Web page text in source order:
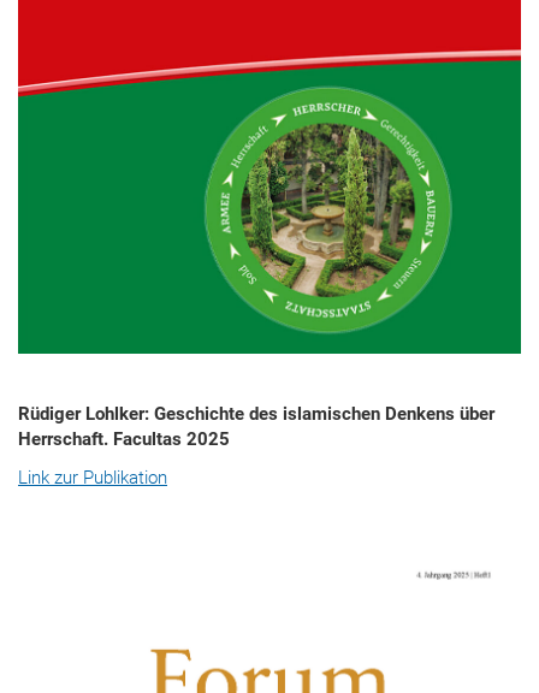
Rüdiger Lohlker: Geschichte des islamischen Denkens über
Herrschaft. Facultas 2025
Link zur Publikation